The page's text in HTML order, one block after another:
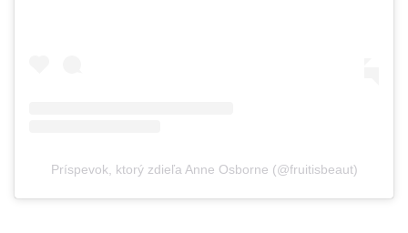
Príspevok, ktorý zdieľa Anne Osborne (@fruitisbeaut)